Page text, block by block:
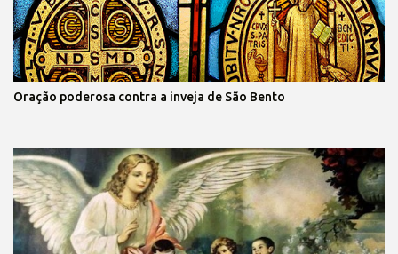
Oração poderosa contra a inveja de São Bento